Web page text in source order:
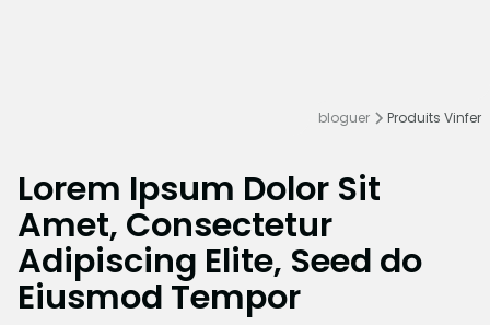
bloguer Produits Vinfer
Lorem Ipsum Dolor Sit
Amet, Consectetur
Adipiscing Elite, Seed do
Eiusmod Tempor